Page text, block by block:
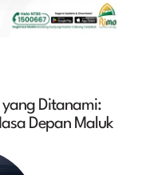
yang Ditanami:
Depan Maluk